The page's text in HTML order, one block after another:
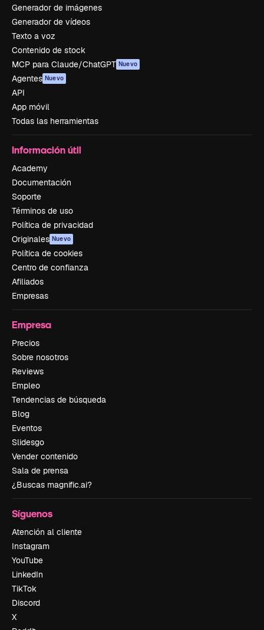
Generador de imágenes
Generador de vídeos
Texto a voz
Contenido de stock
MCP para Claude/ChatGPT Nuevo
Agentes Nuevo
API
App móvil
Todas las herramientas
Información útil
Academy
Documentación
Soporte
Términos de uso
Política de privacidad
Originales Nuevo
Política de cookies
Centro de confianza
Afiliados
Empresas
Empresa
Precios
Sobre nosotros
Reviews
Empleo
Tendencias de búsqueda
Blog
Eventos
Slidesgo
Vender contenido
Sala de prensa
¿Buscas magnific.ai?
Síguenos
Atención al cliente
Instagram
YouTube
LinkedIn
TikTok
Discord
X